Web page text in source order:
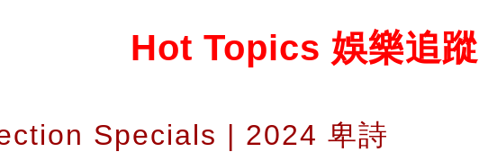
Hot Topics 娛樂追蹤
Specials | 2024 卑詩